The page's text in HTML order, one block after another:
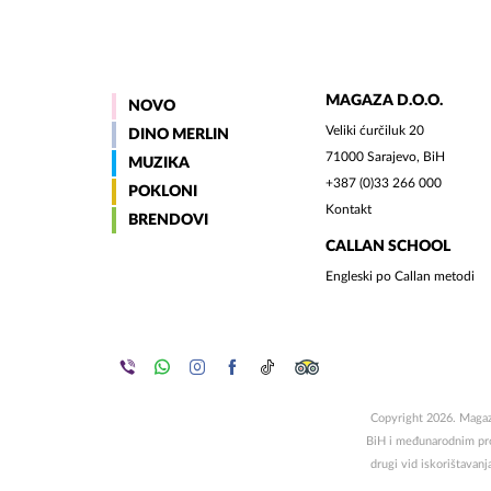
NOVO
DINO MERLIN
MUZIKA
POKLONI
BRENDOVI
MAGAZA D.O.O.
Veliki ćurčiluk 20
71000 Sarajevo, BiH
+387 (0)33 266 000
Kontakt
CALLAN SCHOOL
Engleski po Callan metodi
Copyright 2026.
BiH i međunarodnim
drugi vid